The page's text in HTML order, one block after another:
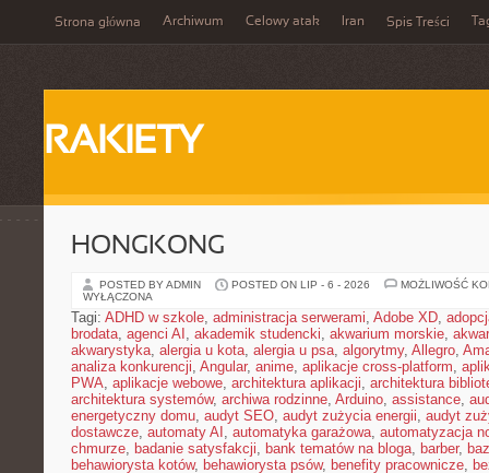
Strona główna Archiwum Celowy atak Iran Spis Treści
RAKIETY
HONGKONG
POSTED BY ADMIN POSTED ON LIP - 6 - 2026
MOŻLIWOŚĆ
WYŁĄCZONA
Tagi: ADHD w szkole, administracja serwerami, Adobe XD,
brodata, agenci AI , akademik studencki, akwarium morskie,
akwarystyka, alergia u kota, alergia u psa, algorytmy, Allegro,
analiza konkurencji, Angular, anime, aplikacje cross-platform,
PWA, aplikacje webowe, architektura aplikacji, architektura
architektura systemów, archiwa rodzinne, Arduino, assistance,
energetyczny domu, audyt SEO, audyt zużycia energii, audyt
dostawcze, automaty AI , automatyka garażowa, automatyzacja
chmurze, badanie satysfakcji, bank tematów na bloga, barber,
behawiorysta kotów, behawiorysta psów, benefity pracownicze,